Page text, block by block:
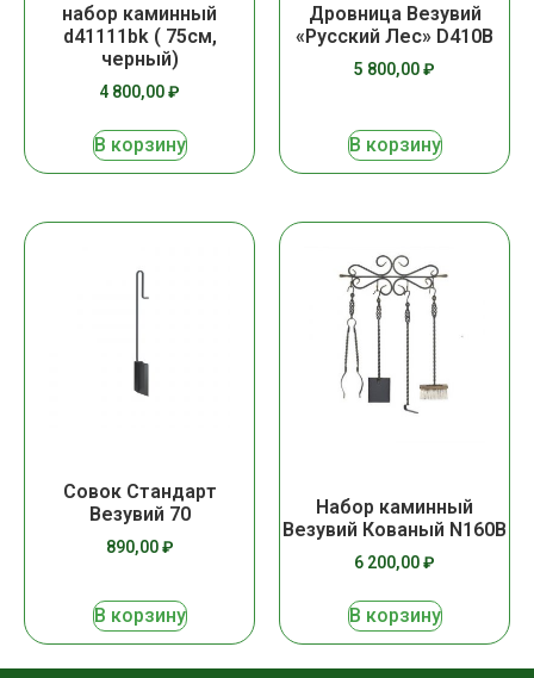
набор каминный
d41111bk ( 75см,
черный)
4 800,00₽
В корзину
Дровница Везувий
«Русский Лес» D410В
5 800,00₽
В корзину
Совок Стандарт
Везувий 70
890,00₽
В корзину
Набор каминный
Везувий Кованый N160B
6 200,00₽
В корзину